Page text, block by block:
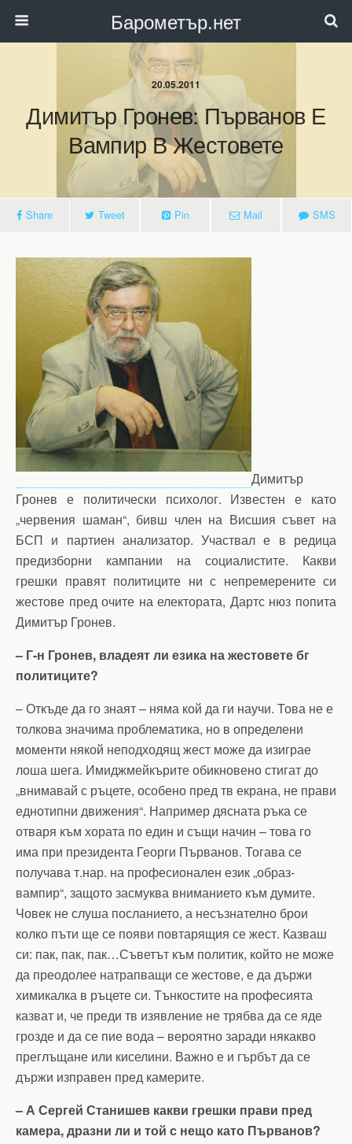
Барометър.нет
20.05.2011
Димитър Гронев: Първанов Е
Вампир В Жестовете
Share Tweet Pin Mail SMS
Димитър
Гронев е политически психолог. Известен е като
„червения шаман“, бивш член на Висшия съвет на
БСП и партиен анализатор. Участвал е в редица
предизборни кампании на социалистите. Какви
грешки правят политиците ни с непремерените си
жестове пред очите на електората, Дартс нюз попита
Димитър Гронев.
– Г-н Гронев, владеят ли езика на жестовете бг
политиците?
– Откъде да го знаят – няма кой да ги научи. Това не е
толкова значима проблематика, но в определени
моменти някой неподходящ жест може да изиграе
лоша шега. Имиджмейкърите обикновено стигат до
„внимавай с ръцете, особено пред тв екрана, не прави
еднотипни движения“. Например дясната ръка се
отваря към хората по един и същи начин – това го
има при президента Георги Първанов. Тогава се
получава т.нар. на професионален език „образ-
вампир“, защото засмуква вниманието към думите.
Човек не слуша посланието, а несъзнателно брои
колко пъти ще се появи повтарящия се жест. Казваш
си: пак, пак, пак…Съветът към политик, който не може
да преодолее натрапващи се жестове, е да държи
химикалка в ръцете си. Тънкостите на професията
казват и, че преди тв изявление не трябва да се яде
грозде и да се пие вода – вероятно заради някакво
преглъщане или киселини. Важно е и гърбът да се
държи изправен пред камерите.
– А Сергей Станишев какви грешки прави пред
камера, дразни ли и той с нещо като Първанов?